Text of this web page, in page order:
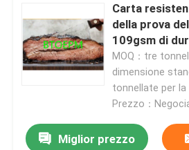
Carta
della prova
109gsm di
picnic
MOQ：tre
dimensione
tonnellate per
Prezzo：
Miglior prezzo